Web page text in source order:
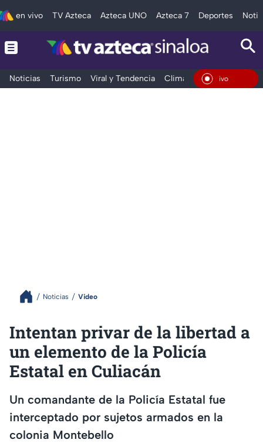
en vivo TV Azteca Azteca UNO Azteca 7 Deportes
Noticias Turismo Viral y Tendencia Clima Deportes En
Noticias Video
Intentan privar de la libertad a
un elemento de la Policía
Estatal en Culiacán
Un comandante de la Policía Estatal fue
interceptado por sujetos armados en la
colonia Montebello